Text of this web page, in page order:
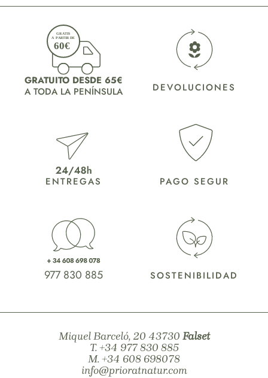
GRATUITO DESDE 65€
A TODA LA PENÍNSULA
ENTREGAS
977 830 885
DEVOLUCIONES
PAGO SEGUR
SOSTENIBILIDAD
Miquel Barceló, 20 43730 Falset
T.+34 977 830 885
M. +34 608 698078
info@prioratnatur.com